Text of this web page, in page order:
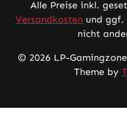
Alle Preise inkl.
Versandkosten und ggf.
nicht
© 2026 LP-
Theme by